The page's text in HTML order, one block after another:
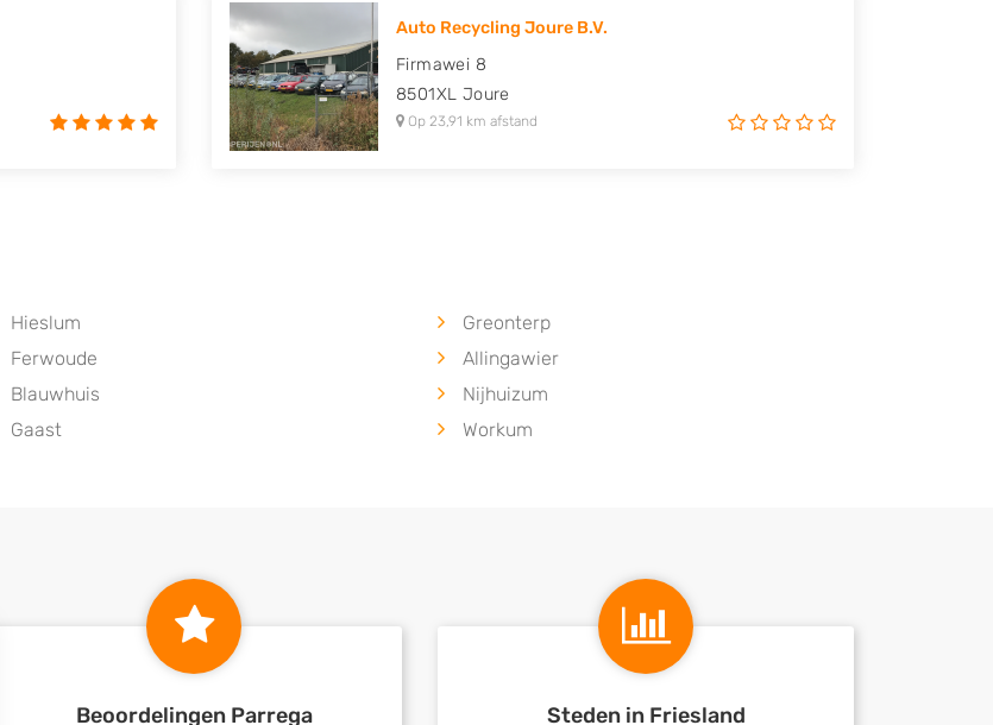
Auto Recycling Joure B.V.
Firmawei 8
8501XL Joure
Op 23,91 km afstand
Hieslum
Greonterp
Ferwoude
Allingawier
Blauwhuis
Nijhuizum
Gaast Workum
Beoordelingen Parrega Steden in Friesland